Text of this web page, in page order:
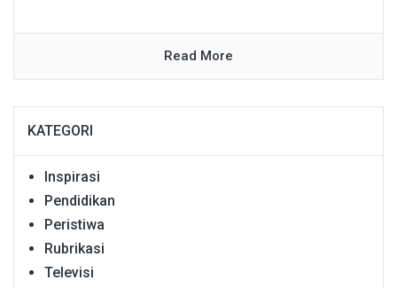
Read More
KATEGORI
Inspirasi
Pendidikan
Peristiwa
Rubrikasi
Televisi